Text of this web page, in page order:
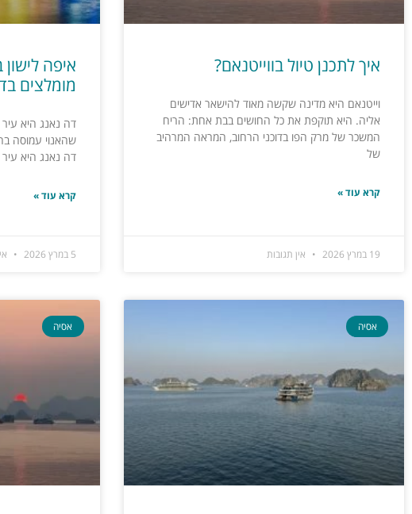
איך לתכנן טיול בווייטנאם?
וייטנאם היא מדינה שקשה מאוד להישאר אדישים
אליה. היא תוקפת את כל החושים בבת אחת: הריח
המשכר של מרק הפו בדוכני הרחוב, המראה המרהיב
של
קרא עוד »
19 במרץ 2026 אין תגובות
איפה
מומלצים
דה נאנג היא
שהאנוי עמוסה
דה נאנג היא עיר
קרא עוד »
5 במרץ 2026
אסיה אסיה